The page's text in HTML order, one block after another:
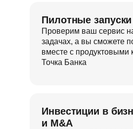
Пилотные запуски
Проверим ваш сервис
задачах, а вы сможете
вместе с продуктовыми
Точка Банка
Инвестиции в
и M&A